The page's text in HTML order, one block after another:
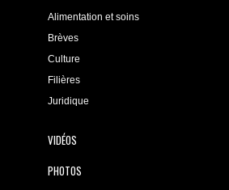
Alimentation et soins
Brèves
Culture
Filières
Juridique
VIDÉOS
PHOTOS